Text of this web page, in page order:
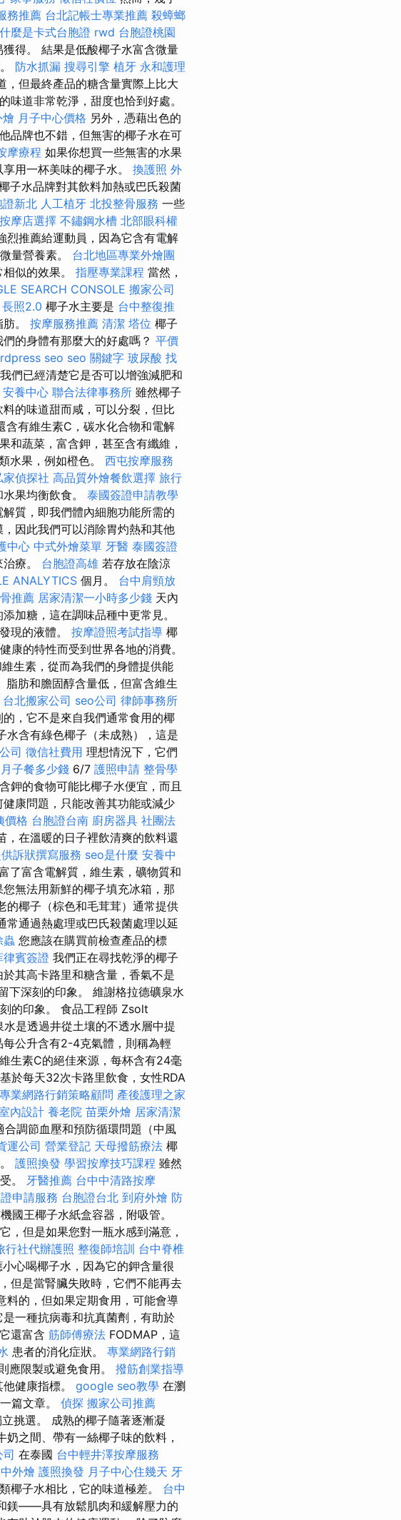
務推薦 台北記帳士專業推薦 殺蟑螂
什麼是卡式台胞證 rwd 台胞證桃園
得。 結果是低酸椰子水富含微量
防水抓漏 搜尋引擎 植牙 永和護理
，但最終產品的糖含量實際上比大
味道非常乾淨，甜度也恰到好處。
月子中心價格 另外，憑藉出色的
品牌也不錯，但無害的椰子水在可
摩療程 如果你想買一些無害的水果
用一杯美味的椰子水。 換護照 外
子水品牌對其飲料加熱或巴氏殺菌
證新北 人工植牙 北投整骨服務 一些
摩店選擇 不鏽鋼水槽 北部眼科權
烈推薦給運動員，因為它含有電解
量營養素。 台北地區專業外燴團
似的效果。 指壓專業課程 當然，
SEARCH CONSOLE 搬家公司
長照2.0 椰子水主要是 台中整復推
。 按摩服務推薦 清潔 塔位 椰子
的身體有那麼大的好處嗎？ 平價
seo seo 關鍵字 玻尿酸 找
們已經清楚它是否可以增強減肥和
安養中心 聯合法律事務所 雖然椰子
的味道甜而咸，可以分裂，但比
含有維生素C，碳水化合物和電解
和蔬菜，富含鉀，甚至含有纖維，
水果，例如橙色。 西屯按摩服務
家偵探社 高品質外燴餐飲選擇 旅行
果均衡飲食。 泰國簽證申請教學
質，即我們體內細胞功能所需的
因此我們可以消除胃灼熱​​和其他
中心 中式外燴菜單 牙醫 泰國簽證
療。 台胞證高雄 若存放在陰涼
ANALYTICS 個月。 台中肩頸放
推薦 居家清潔一小時多少錢 天內
加糖，這在調味品種中更常見。
現的液體。 按摩證照考試指導 椰
康的特性而受到世界各地的消費。
生素，從而為我們的身體提供能
脂肪和膽固醇含量低，但富含維生
台北搬家公司 seo公司 律師事務所
，它不是來自我們通常食用的椰
水含有綠色椰子（未成熟），這是
司 徵信社費用 理想情況下，它們
月子餐多少錢 6/7 護照申請 整骨學
鉀的食物可能比椰子水便宜，而且
康問題，只能改善其功能或減少
價格 台胞證台南 廚房器具 社團法
，在溫暖的日子裡飲清爽的飲料還
訴狀撰寫服務 seo是什麼 安養中
了富含電解質，維生素，礦物質和
無法用新鮮的椰子填充冰箱，那
的椰子（棕色和毛茸茸）通常提供
常通過熱處理或巴氏殺菌處理以延
蟲 您應該在購買前檢查產品的標
律賓簽證 我們正在尋找乾淨的椰子
於其高卡路里和糖含量，香氣不是
下深刻的印象。 維謝格拉德礦泉水
的印象。 食品工程師 Zsolt
是透過井從土壤的不透水層中提
公升含有2-4克氣體，則稱為輕
生素C的絕佳來源，每杯含有24毫
於每天32次卡路里飲食，女性RDA
專業網路行銷策略顧問 產後護理之家
內設計 養老院 苗栗外燴 居家清潔
調節血壓和預防循環問題（中風
運公司 營業登記 天母撥筋療法 椰
護照換發 學習按摩技巧課程 雖然
。 牙醫推薦 台中中清路按摩
申請服務 台胞證台北 到府外燴 防
國王椰子水紙盒容器，附吸管。
，但是如果您對一瓶水感到滿意，
行社代辦護照 整復師培訓 台中脊椎
心喝椰子水，因為它的鉀含量很
但是當腎臟失敗時，它們不能再去
料的，但如果定期食用，可能會導
一種抗病毒和抗真菌劑，有助於
它還富含 筋師傅療法 FODMAP，這
患者的消化症狀。 專業網路行銷
應限製或避免食用。 撥筋創業指導
健康指標。 google seo教學 在瀏
篇文章。 偵探 搬家公司推薦
挑選。 成熟的椰子隨著逐漸凝
奶之間、帶有一絲椰子味的飲料，
在泰國 台中輕井澤按摩服務
外燴 護照換發 月子中心住幾天 牙
椰子水相比，它的味道極差。 台中
鎂——具有放鬆肌肉和緩解壓力的